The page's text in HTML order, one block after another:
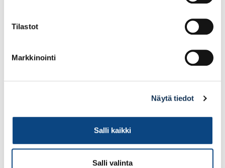
Tilastot
Markkinointi
Näytä tiedot
Salli kaikki
Salli valinta
12.35€ /kpl(alv. 0%)
Lisää tilauskoriin